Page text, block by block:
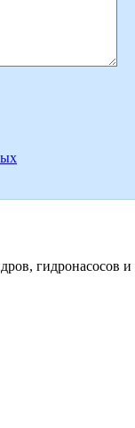
гидронасосов